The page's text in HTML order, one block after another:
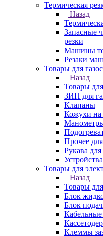
Термическая
Назад
Запасные
резки
Машины
Резаки
Товары для
Назад
Товары
ЗИП для
Клапаны
Кожухи
Прочее
Рукава
Товары для
Назад
Товары
Блок
Блок
Кабельные
Клеммы